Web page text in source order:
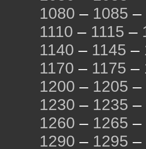
1080 – 1085 –
1110 – 1115 –
1140 – 1145 –
1170 – 1175 –
1200 – 1205 –
1230 – 1235 –
1260 – 1265 –
1290 – 1295 –